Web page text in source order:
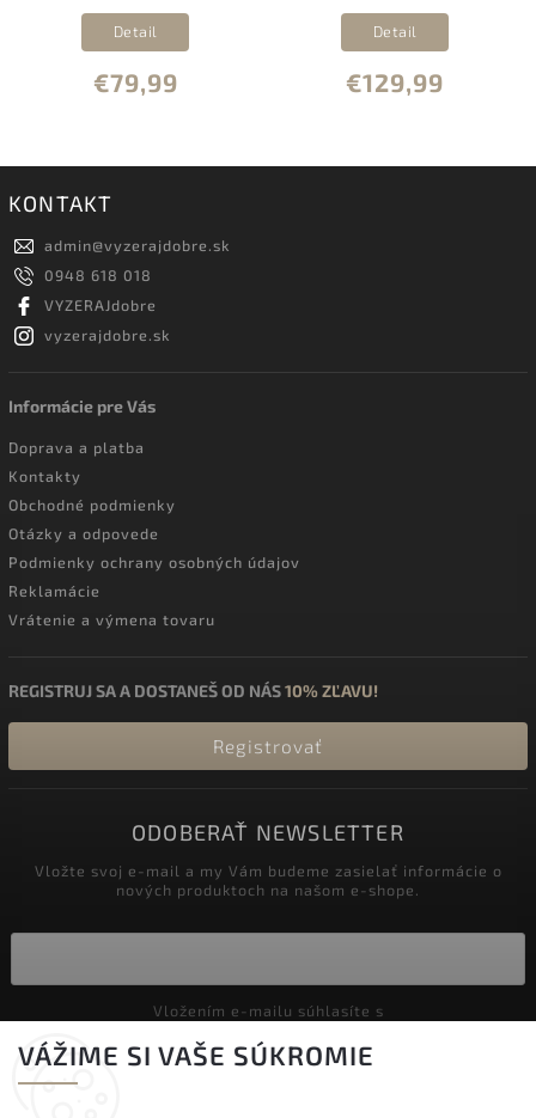
VÁŽIME SI VAŠE SÚKROMIE
€79,99
Detail
€129,99
Detail
KONTAKT
admin@vyzerajdobre.sk
0948 618 018
VYZERAJdobre
vyzerajdobre.sk
Informácie pre Vás
Doprava a platba
Kontakty
Obchodné podmienky
Otázky a odpovede
Podmienky ochrany osobných údajov
Reklamácie
Vrátenie a výmena tovaru
REGISTRUJ SA A DOSTANEŠ OD NÁS10% ZĽAVU!
Registrovať
ODOBERAŤ NEWSLETTER
Vložte svoj e-mail a my Vám budeme zasielať informácie o
nových produktoch na našom e-shope.